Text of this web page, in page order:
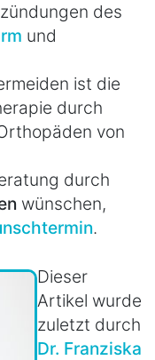
des
und
ist die
durch
von
durch
wünschen,
.
Dieser
Artikel wurde
zuletzt durch
Dr. Franziska